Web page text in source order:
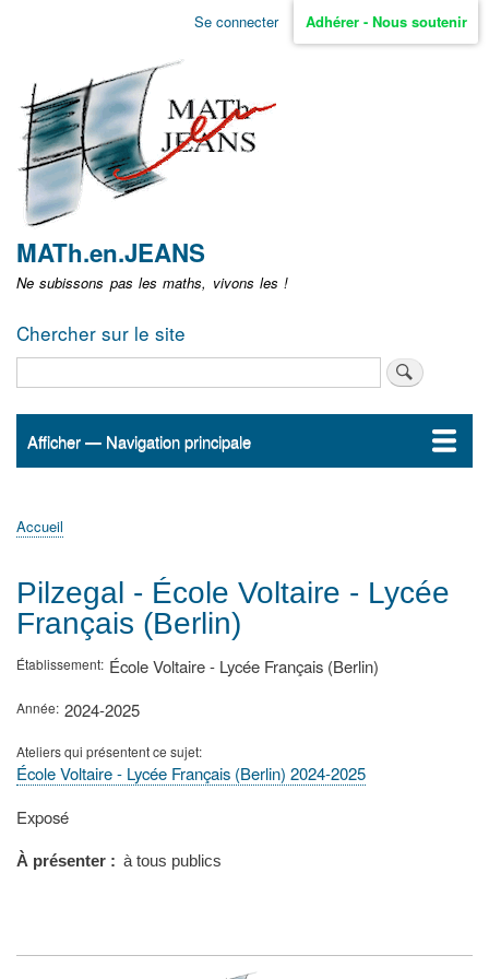
Aller
non
identifié
Se connecter Adhérer - Nous soutenir
MATh.en.JEANS
Ne subissons pas les maths, vivons les !
Chercher sur le site
Navigation
Afficher — Navigation principale
Accueil
ActualitésMATh.en.JEANS ?
Régions et Ateliers
Créer, gérer un atelier
Sujets/Publications
Congrès
d'Ariane
Accueil
Pilzegal - École Voltaire - Lycée
Français (Berlin)
Établissement École Voltaire - Lycée Français (Berlin)
Année 2024-2025
Ateliers qui présentent ce sujet
École Voltaire - Lycée Français (Berlin) 2024-2025
Type
présentation
Exposé
À présenter à tous publics